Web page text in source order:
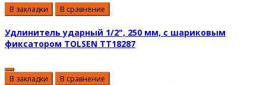
В закладки В сравнение
Удлинитель ударный 1/2", 250 мм, с шариковым
фиксатором TOLSEN TT18287
В закладки В сравнение